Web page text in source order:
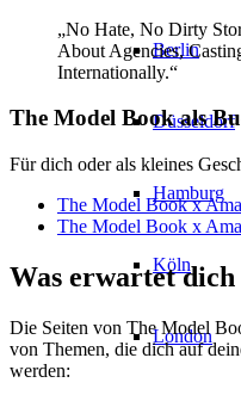
Berlin
Düsseldorf
Hamburg
Köln
London
„No Hate, No Dirty
About Agencies,
Internationally.“
The Model Book als
Für dich oder als kleines
The Model Book x
The Model Book x
Was erwartet
Die Seiten von The Model
von Themen, die dich auf
werden: